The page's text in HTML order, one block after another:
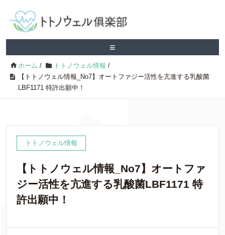
≡
ホーム / トトノウェル情報 /
【トトノウェル情報_No7】オートファジー活性を亢進する乳酸菌
LBF1171 特許出願中！
トトノウェル情報
【トトノウェル情報_No7】オートファ
ジー活性を亢進する乳酸菌LBF1171 特
許出願中！